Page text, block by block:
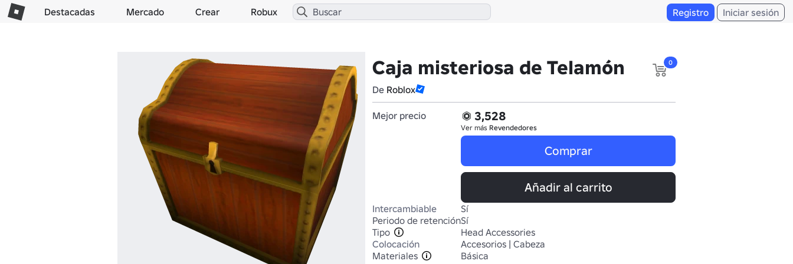
Destacadas Mercado Crear Robux Registro Iniciar sesión
Caja misteriosa de Telamón
De Roblox
0
Mejor precio 3,528
Ver más Revendedores
Comprar
Añadir al carrito
Intercambiable
Sí
Periodo de retenciónSí
Tipo
Head Accessories
Colocación
Accesorios | Cabeza
Materiales
Básica